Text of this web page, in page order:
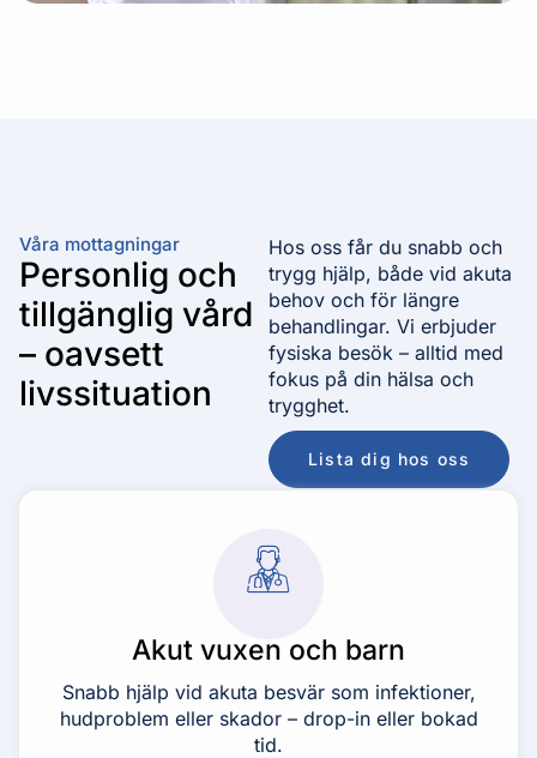
Våra mottagningar
Personlig och
tillgänglig vård
– oavsett
livssituation
Hos oss får du snabb och
trygg hjälp, både vid akuta
behov och för längre
behandlingar. Vi erbjuder
fysiska besök – alltid med
fokus på din hälsa och
trygghet.
Lista dig hos oss
Akut vuxen och barn
Snabb hjälp vid akuta besvär som infektioner,
hudproblem eller skador – drop-in eller bokad
tid.